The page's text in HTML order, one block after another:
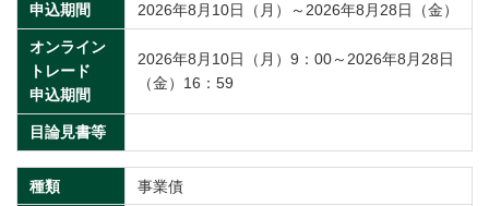
申込期間 2026年8月10日（月）～2026年8月28日（金）
オンライン
トレード
申込期間
2026年8月10日（月）9：00～2026年8月28日
（金）16：59
目論見書等
種類 事業債